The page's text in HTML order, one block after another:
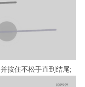
按住不松手直到结尾;